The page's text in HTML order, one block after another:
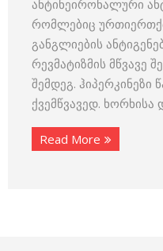
ანტინეირონალური
რომლებიც
განგლიების
რევმატიზმის მწვავე
შემდეგ. ჰიპერკინეზი
ქვემწვავედ. ხორხისა
Read More